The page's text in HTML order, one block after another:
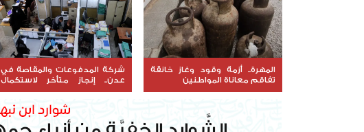
المهرة.. أزمة وقود وغاز خانقة
تفاقم معاناة المواطنين
شركة المدفوعات والمقاصة في
عدن.. إنجاز متأخر لاستكمال